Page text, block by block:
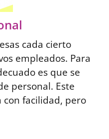
cada cierto
empleados. Para
es que se
personal. Este
con facilidad, pero